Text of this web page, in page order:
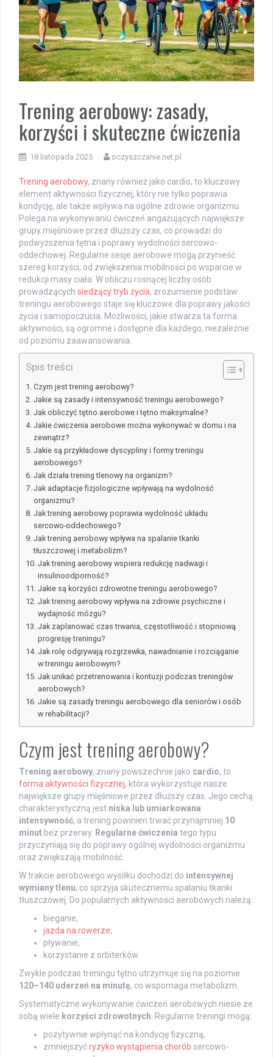
Trening aerobowy: zasady,
korzyści i skuteczne ćwiczenia
18 listopada 2025 oczyszczanie.net.pl
Trening aerobowy, znany również jako cardio, to kluczowy
element aktywności fizycznej, który nie tylko poprawia
kondycję, ale także wpływa na ogólne zdrowie organizmu.
Polega na wykonywaniu ćwiczeń angażujących największe
grupy mięśniowe przez dłuższy czas, co prowadzi do
podwyższenia tętna i poprawy wydolności sercowo-
oddechowej. Regularne sesje aerobowe mogą przynieść
szereg korzyści, od zwiększenia mobilności po wsparcie w
redukcji masy ciała. W obliczu rosnącej liczby osób
prowadzących siedzący tryb życia, zrozumienie podstaw
treningu aerobowego staje się kluczowe dla poprawy jakości
życia i samopoczucia. Możliwości, jakie stwarza ta forma
aktywności, są ogromne i dostępne dla każdego, niezależnie
od poziomu zaawansowania.
Spis treści
Czym jest trening aerobowy?
Jakie są zasady i intensywność treningu aerobowego?
Jak obliczyć tętno aerobowe i tętno maksymalne?
Jakie ćwiczenia aerobowe można wykonywać w domu i na
zewnątrz?
Jakie są przykładowe dyscypliny i formy treningu
aerobowego?
Jak działa trening tlenowy na organizm?
Jak adaptacje fizjologiczne wpływają na wydolność
organizmu?
Jak trening aerobowy poprawia wydolność układu
sercowo-oddechowego?
Jak trening aerobowy wpływa na spalanie tkanki
tłuszczowej i metabolizm?
Jak trening aerobowy wspiera redukcję nadwagi i
insulinoodporność?
Jakie są korzyści zdrowotne treningu aerobowego?
Jak trening aerobowy wpływa na zdrowie psychiczne i
wydajność mózgu?
Jak zaplanować czas trwania, częstotliwość i stopniową
progresję treningu?
Jak rolę odgrywają rozgrzewka, nawadnianie i rozciąganie
w treningu aerobowym?
Jak unikać przetrenowania i kontuzji podczas treningów
aerobowych?
Jakie są zasady treningu aerobowego dla seniorów i osób
w rehabilitacji?
Czym jest trening aerobowy?
Trening aerobowy, znany powszechnie jako cardio, to
forma aktywności fizycznej, która wykorzystuje nasze
największe grupy mięśniowe przez dłuższy czas. Jego cechą
charakterystyczną jest niska lub umiarkowana
intensywność, a trening powinien trwać przynajmniej 10
minut bez przerwy. Regularne ćwiczenia tego typu
przyczyniają się do poprawy ogólnej wydolności organizmu
oraz zwiększają mobilność.
W trakcie aerobowego wysiłku dochodzi do intensywnej
wymiany tlenu, co sprzyja skutecznemu spalaniu tkanki
tłuszczowej. Do popularnych aktywności aerobowych należą:
bieganie,
jazda na rowerze,
pływanie,
korzystanie z orbiterków.
Zwykle podczas treningu tętno utrzymuje się na poziomie
120–140 uderzeń na minutę, co wspomaga metabolizm.
Systematyczne wykonywanie ćwiczeń aerobowych niesie ze
sobą wiele korzyści zdrowotnych . Regularne treningi mogą:
pozytywnie wpłynąć na kondycję fizyczną,
zmniejszyćryzyko wystąpienia chorób sercowo-